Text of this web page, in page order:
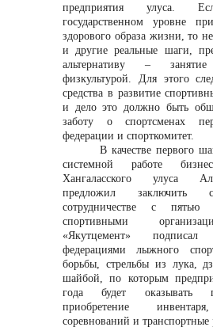
предприятия
государственном уровне
здорового образа жизни, то
и другие реальные шаги,
альтернативу –
физкультурой. Для этого
средства в развитие
и дело это должно быть
заботу о спортсменах
федерации и спорткомитет.
В качестве первого
системной работе
Хангаласского улуса
предложил заключить
сотрудничестве с пятью
спортивными
«Якутцемент»
федерациями лыжного
борьбы, стрельбы из лука,
шайбой, по которым
года будет оказывать
приобретение
соревнований и транспортные